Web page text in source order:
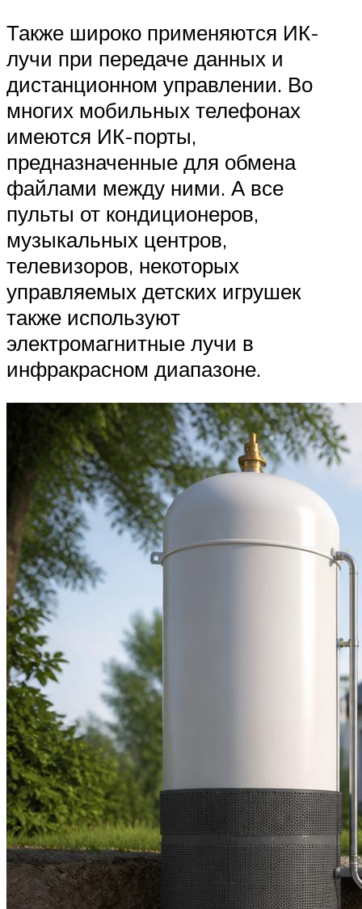
Также широко применяются ИК-
лучи при передаче данных и
дистанционном управлении. Во
многих мобильных телефонах
имеются ИК-порты,
предназначенные для обмена
файлами между ними. А все
пульты от кондиционеров,
музыкальных центров,
телевизоров, некоторых
управляемых детских игрушек
также используют
электромагнитные лучи в
инфракрасном диапазоне.